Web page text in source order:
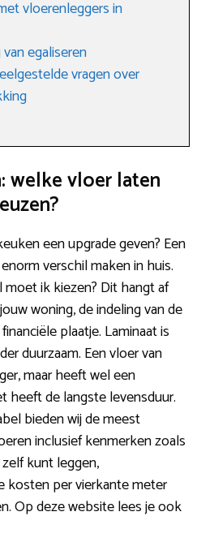
vloerenleggers in
egaliseren
vragen over
welke vloer laten
een upgrade geven? Een
verschil maken in huis.
moet ik kiezen? Dit hangt af
woning, de indeling van de
plaatje. Laminaat is
duurzaam. Een vloer van
maar heeft wel een
heeft de langste levensduur.
bieden wij de meest
inclusief kenmerken zoals
kunt leggen,
kosten per vierkante meter
Op deze website lees je ook